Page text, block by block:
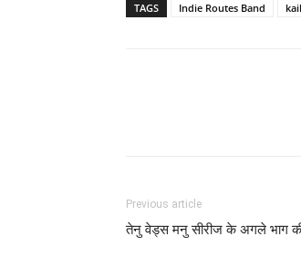
TAGS Indie Routes Band
Previous article
तेनु वेड्स मनु सीरीज के अगले भाग